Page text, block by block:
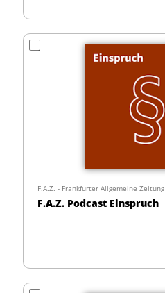
F.A.Z. - Frankfurter Allgemeine Zeitung
F.A.Z. Podcast Einspruch